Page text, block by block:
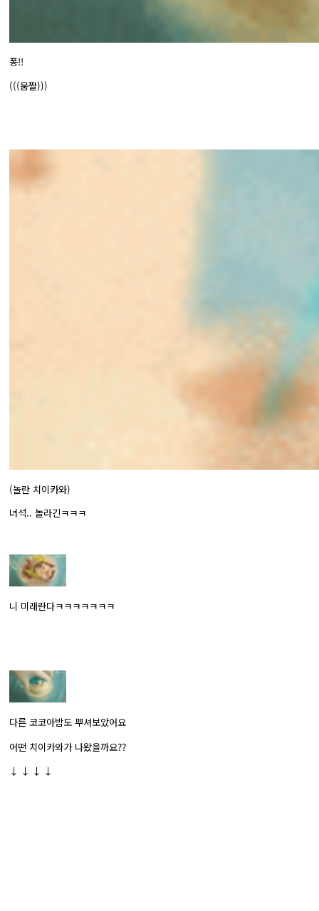
퐁!!
(((움짤)))
(놀란 치이카와)
녀석.. 놀라긴ㅋㅋㅋ
니 미래란다ㅋㅋㅋㅋㅋㅋㅋ
다른 코코아밤도 뿌셔보았어요
어떤 치이카와가 나왔을까요??
↓ ↓ ↓ ↓